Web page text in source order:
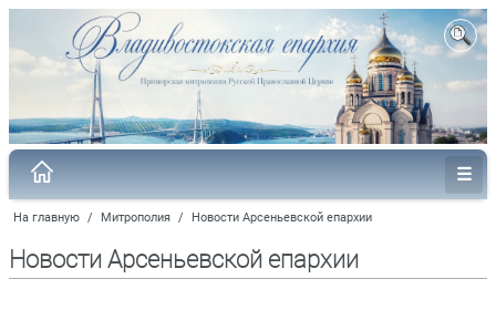
На главную / Митрополия / Новости Арсеньевской епархии
Новости Арсеньевской епархии